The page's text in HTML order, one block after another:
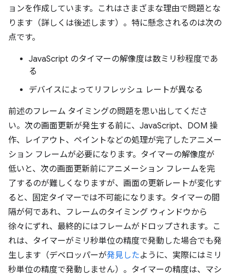
ョンを作成しています。これはさまざまな理由で問題とな
ります（詳しくは後述します）。特に懸念されるのは次の
点です。
JavaScript のタイマーの解像度は数ミリ秒程度であ
る
デバイスによってリフレッシュ レートが異なる
前述のフレーム タイミングの問題を思い出してくださ
い。次の画面更新が発生する前に、JavaScript、DOM 操
作、レイアウト、ペイントなどの処理が完了したアニメー
ション フレームが必要になります。タイマーの解像度が
低いと、次の画面更新前にアニメーション フレームを完
了するのが難しくなりますが、画面の更新レートが変化す
ると、固定タイマーでは不可能になります。タイマーの間
隔が何であれ、フレームのタイミング ウィンドウから
徐々にずれ、最終的にはフレームがドロップされます。こ
れは、タイマーがミリ秒単位の精度で発動した場合でも発
生します（デベロッパーが発見したように、実際にはミリ
秒単位の精度で発動しません）。タイマーの精度は、マシ